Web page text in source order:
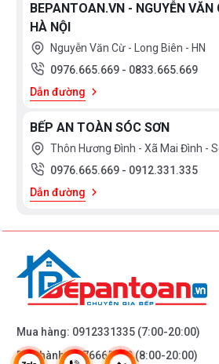
BEPANTOAN.VN - NGUYỄN VĂN
HÀ NỘI
Nguyễn Văn Cừ - Long Biên - HN
0976.665.669 - 0833.665.669
Dẫn đường
BẾP AN TOÀN SÓC SƠN
Thôn Hương Đình - Xã Mai Đình -
0976.665.669 - 0912.331.335
Dẫn đường
Mua hàng: 0912331335 (7:00-20:00)
Bảo hành:0976665669(8:00-20:00)